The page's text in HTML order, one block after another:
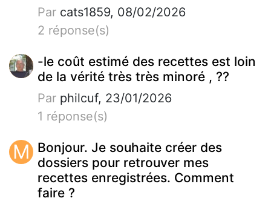
Par cats1859, 08/02/2026
2 réponse(s)
-le coût estimé des recettes est loin
de la vérité très très minoré , ??
Par philcuf, 23/01/2026
1 réponse(s)
M Bonjour. Je souhaite créer des
dossiers pour retrouver mes
recettes enregistrées. Comment
faire ?